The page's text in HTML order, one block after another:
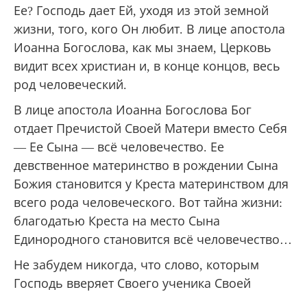
Ее? Господь дает Ей, уходя из этой земной
жизни, того, кого Он любит. В лице апостола
Иоанна Богослова, как мы знаем, Церковь
видит всех христиан и, в конце концов, весь
род человеческий.
В лице апостола Иоанна Богослова Бог
отдает Пречистой Своей Матери вместо Себя
— Ее Сына — всё человечество. Ее
девственное материнство в рождении Сына
Божия становится у Креста материнством для
всего рода человеческого. Вот тайна жизни:
благодатью Креста на место Сына
Единородного становится всё человечество…
Не забудем никогда, что слово, которым
Господь вверяет Своего ученика Своей